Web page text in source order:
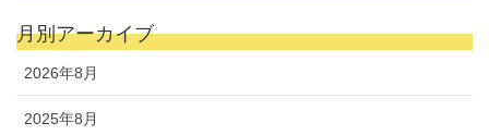
月別アーカイブ
2026年8月
2025年8月